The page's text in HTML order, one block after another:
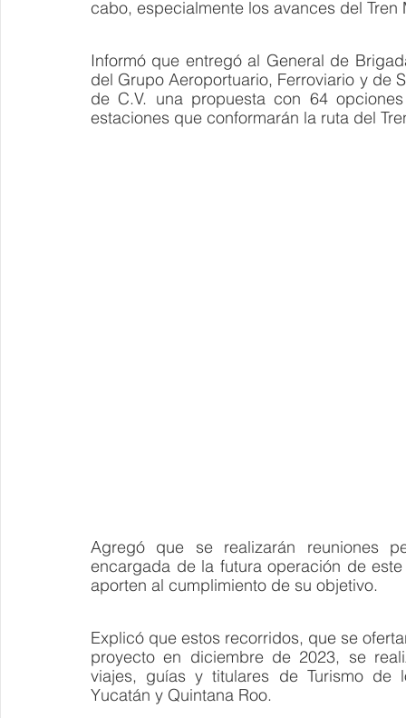
cabo, especialmente los avances del Tren
Informó que entregó al General de
del Grupo Aeroportuario, Ferroviario y de
de C.V. una propuesta con 64
estaciones que conformarán la ruta del
Agregó que se realizarán reuniones
encargada de la futura operación de
aporten al cumplimiento de su objetivo.
Explicó que estos recorridos, que se
proyecto en diciembre de 2023, se
viajes, guías y titulares de Turismo de
Yucatán y Quintana Roo.